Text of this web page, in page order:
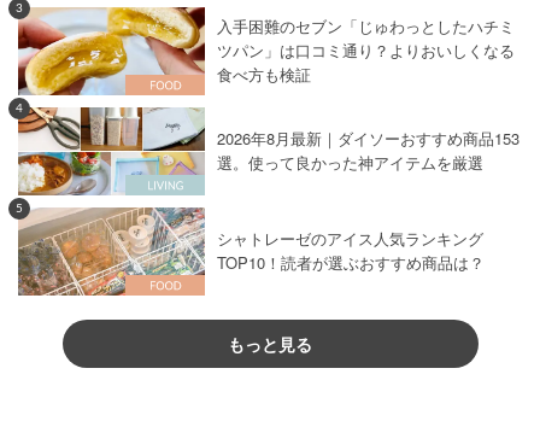
3
入手困難のセブン「じゅわっとしたハチミ
ツパン」は口コミ通り？よりおいしくなる
食べ方も検証
4
2026年8月最新｜ダイソーおすすめ商品153
選。使って良かった神アイテムを厳選
5
シャトレーゼのアイス人気ランキング
TOP10！読者が選ぶおすすめ商品は？
もっと見る